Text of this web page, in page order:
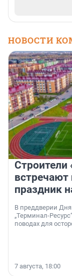
НОВОСТИ
Строители
праздник
В преддверии
„Терминал-
поводах для
7 августа, 18:00